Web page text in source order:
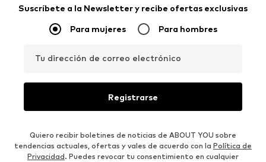
Suscríbete a la Newsletter y recibe ofertas exclusivas
Para mujeres Para hombres
Tu dirección de correo electrónico
Registrarse
Quiero recibir boletines de noticias de ABOUT YOU sobre
tendencias actuales, ofertas y vales de acuerdo con la Política de
Privacidad. Puedes revocar tu consentimiento en cualquier